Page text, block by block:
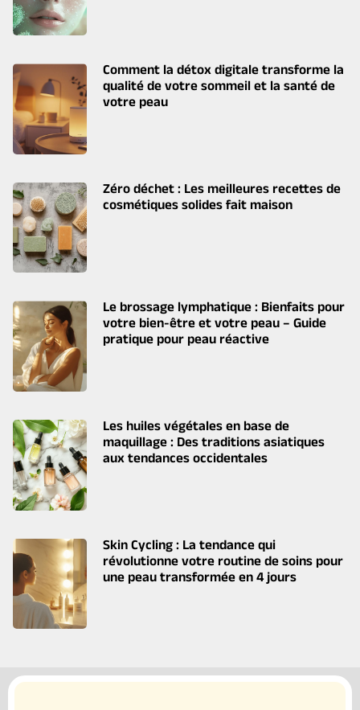
Comment la détox digitale transforme la
qualité de votre sommeil et la santé de
votre peau
Zéro déchet : Les meilleures recettes de
cosmétiques solides fait maison
Le brossage lymphatique : Bienfaits pour
votre bien-être et votre peau – Guide
pratique pour peau réactive
Les huiles végétales en base de
maquillage : Des traditions asiatiques
aux tendances occidentales
Skin Cycling : La tendance qui
révolutionne votre routine de soins pour
une peau transformée en 4 jours